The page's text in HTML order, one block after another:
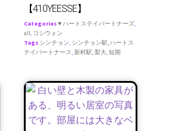
【410YEESSE】
Categories♥ ハートステイパートナーズ,
all, コシウォン
Tags シンチョン, シンチョン駅,ハートス
テイパートナース,新村駅,梨大,短期